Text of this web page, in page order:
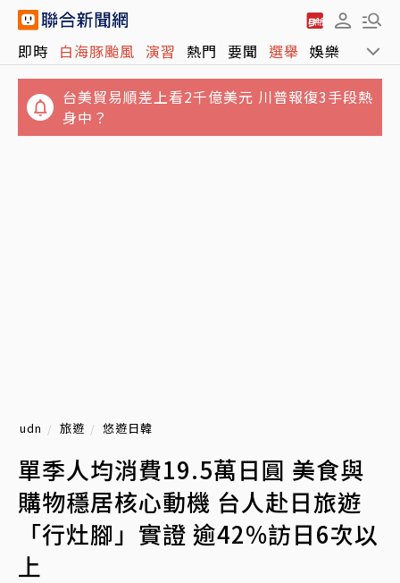
即時 白海豚颱風 演習 熱門 要聞 選舉 娛樂 運動
身中？
林逸欣喪父後首過父親節！名醫父43年診所熄
燈卸招牌 曬感人一幕
udn 旅遊 悠遊日韓
單季人均消費19.5萬日圓 美食與
購物穩居核心動機 台人赴日旅遊
「行灶腳」實證 逾42%訪日6次以
上